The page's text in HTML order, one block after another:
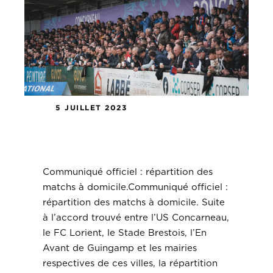
5 JUILLET 2023
Communiqué officiel : répartition des
matchs à domicile.Communiqué officiel :
répartition des matchs à domicile. Suite
à l’accord trouvé entre l’US Concarneau,
le FC Lorient, le Stade Brestois, l’En
Avant de Guingamp et les mairies
respectives de ces villes, la répartition